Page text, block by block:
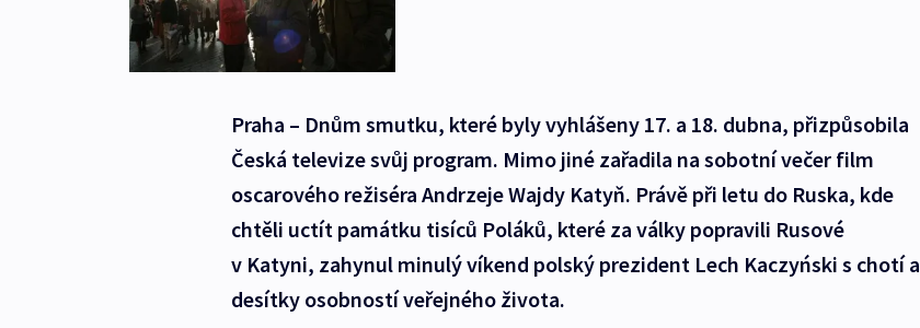
Praha – Dnům smutku, které byly vyhlášeny 17. a 18. dubna, přizpůsobila
Česká televize svůj program. Mimo jiné zařadila na sobotní večer film
oscarového režiséra Andrzeje Wajdy Katyň. Právě při letu do Ruska, kde
chtěli uctít památku tisíců Poláků, které za války popravili Rusové
v Katyni, zahynul minulý víkend polský prezident Lech Kaczyński s chotí a
desítky osobností veřejného života.